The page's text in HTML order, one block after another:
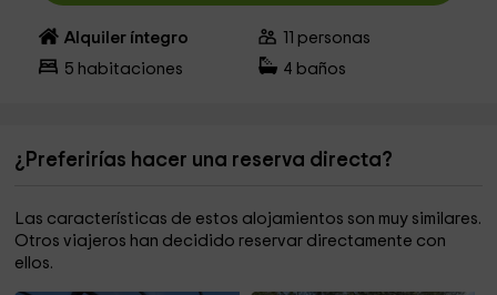
Alquiler íntegro
personas
5 habitaciones 4 baños
¿Preferirías hacer una reserva directa?
Las características de estos alojamientos son muy similares.
Otros viajeros han decidido reservar directamente con
ellos.